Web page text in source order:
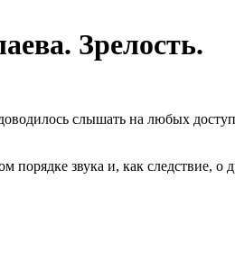
Зрелость.
слышать на любых
порядке звука и, как следствие, о